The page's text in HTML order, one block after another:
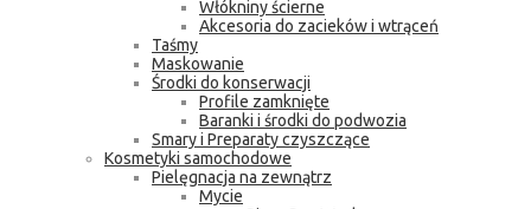
Włókniny ścierne
Akcesoria do zacieków i wtrąceń
Taśmy
Maskowanie
Środki do konserwacji
Profile zamknięte
Baranki i środki do podwozia
Smary i Preparaty czyszczące
Kosmetyki samochodowe
Pielęgnacja na zewnątrz
Mycie